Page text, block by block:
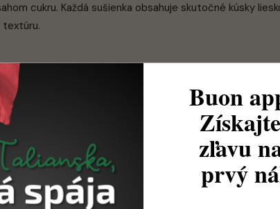
cukru. Každá sušienka obsahuje skutočné kúsky
textúru.
praženou lieskovou chuťou, príjemne vyvážené s
dokonalou harmóniou medzi jemným cestom a
Buon
zľavu
prvý